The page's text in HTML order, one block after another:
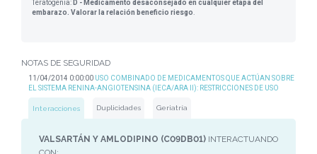
Teratogenia: D - Medicamento desaconsejado en cualquier etapa del
embarazo. Valorar la relación beneficio riesgo
NOTAS DE SEGURIDAD
11/04/2014 0:00:00 USO COMBINADO DE MEDICAMENTOS QUE ACTÚAN SOBRE
EL SISTEMA RENINA-ANGIOTENSINA (IECA/ARA II): RESTRICCIONES DE USO
Interacciones Duplicidades Geriatría
VALSARTÁN Y AMLODIPINO (C09DB01) INTERACTUANDO